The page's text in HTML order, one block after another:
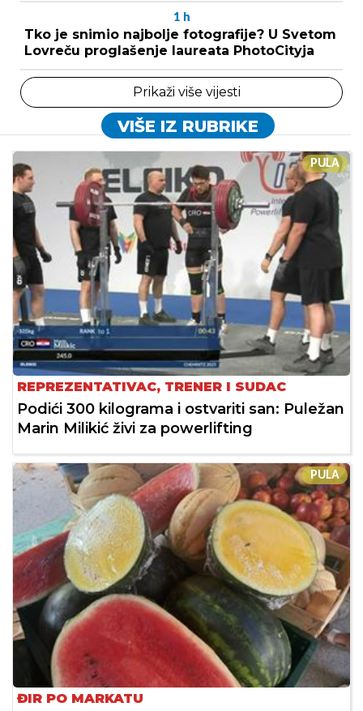
1 h
Tko je snimio najbolje fotografije? U Svetom
Lovreču proglašenje laureata PhotoCityja
Prikaži više vijesti
VIŠE IZ RUBRIKE
PULA
REPREZENTATIVAC, TRENER I SUDAC
Podići 300 kilograma i ostvariti san: Puležan
Marin Milikić živi za powerlifting
PULA
ĐIR PO MARKATU